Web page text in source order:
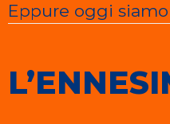
Eppure oggi